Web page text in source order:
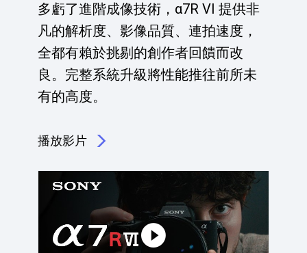
多虧了進階成像技術，α7R VI 提供非
凡的解析度、影像品質、連拍速度，
全都有賴於挑剔的創作者回饋而改
良。完整系統升級將性能推往前所未
有的高度。
播放影片
點擊播放：解析度，全面加速